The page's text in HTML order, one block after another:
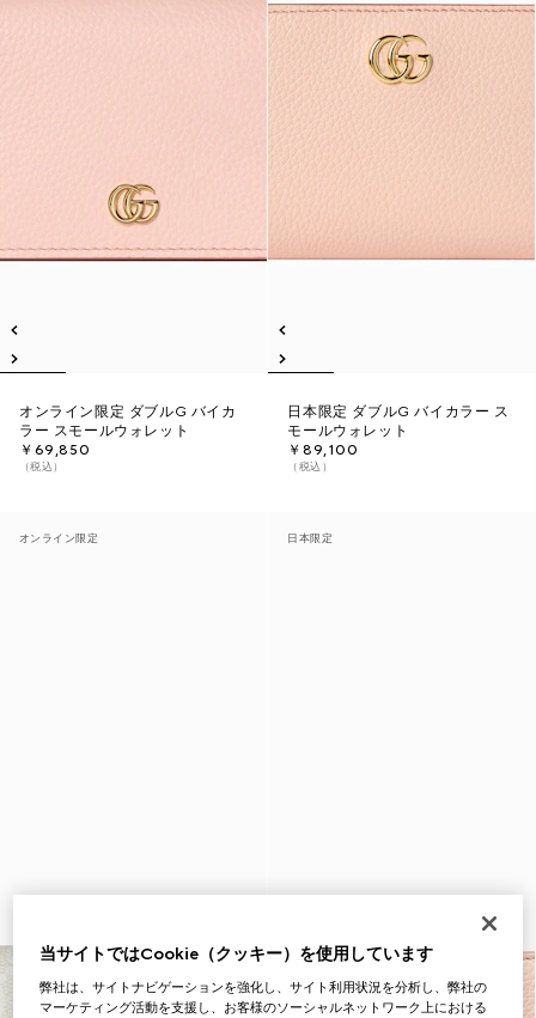
オンライン限定 ダブルG バイカ
ラー スモールウォレット
￥69,850
（税込）
日本限定 ダブルG バイカラー ス
モールウォレット
￥89,100
（税込）
オンライン限定 日本限定
当サイトではCookie（クッキー）を使用しています
弊社は、サイトナビゲーションを強化し、サイト利用状況を分析し、弊社の
マーケティング活動を支援し、お客様のソーシャルネットワーク上における